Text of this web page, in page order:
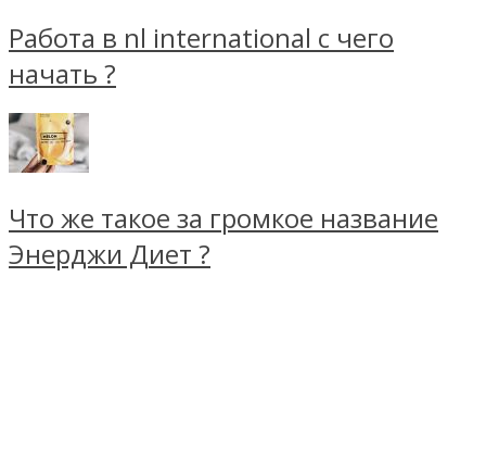
Работа в nl international с чего
начать ?
Что же такое за громкое название
Энерджи Диет ?